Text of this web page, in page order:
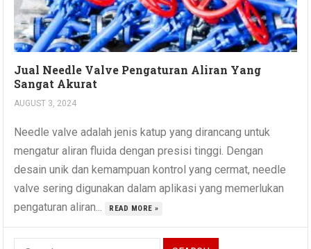
Jual Needle Valve Pengaturan Aliran Yang
Sangat Akurat
AUGUST 3, 2024
Needle valve adalah jenis katup yang dirancang untuk
mengatur aliran fluida dengan presisi tinggi. Dengan
desain unik dan kemampuan kontrol yang cermat, needle
valve sering digunakan dalam aplikasi yang memerlukan
pengaturan aliran...
READ MORE »